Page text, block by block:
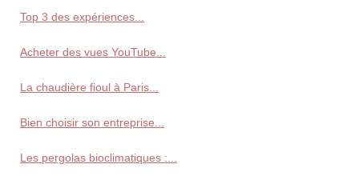
Top 3 des expériences...
Acheter des vues YouTube...
La chaudière fioul à Paris...
Bien choisir son entreprise...
Les pergolas bioclimatiques :...